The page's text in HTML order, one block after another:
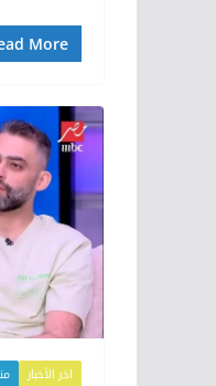
More
اخر الأخبار